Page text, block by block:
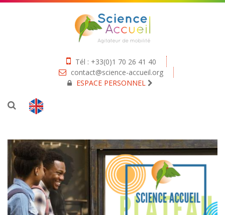
Tél : +33(0)1 70 26 41 40
contact@science-accueil.org
ESPACE PERSONNEL